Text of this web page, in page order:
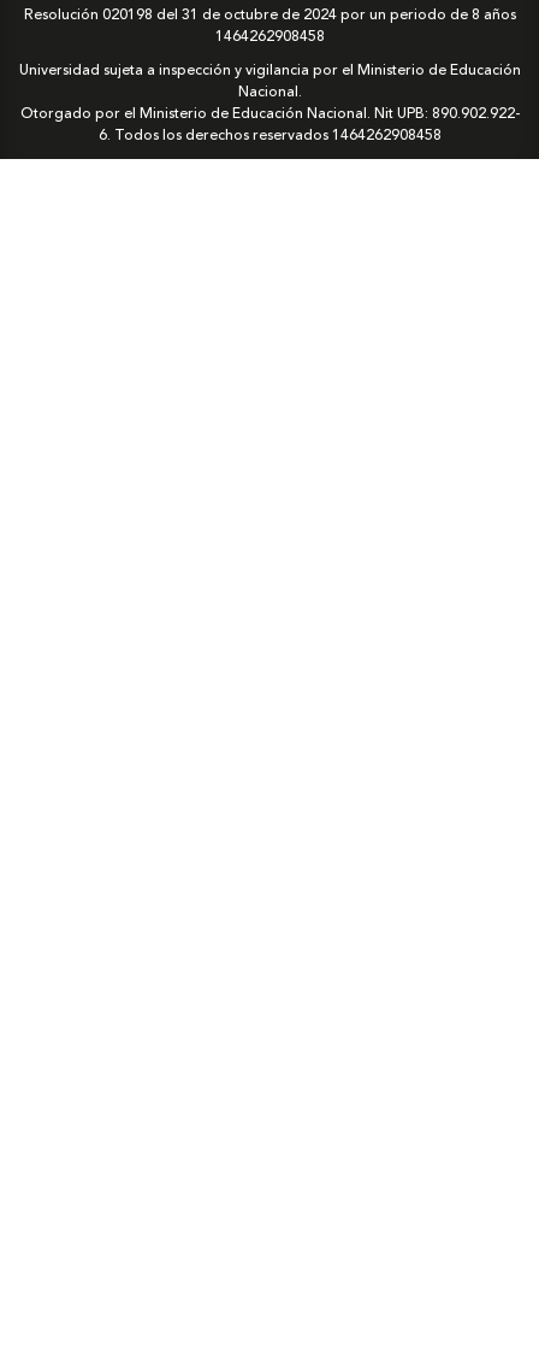
Resolución 020198 del 31 de octubre de 2024 por un periodo de 8 años
1464262908458
Universidad sujeta a inspección y vigilancia por el Ministerio de Educación
Nacional.
Otorgado por el Ministerio de Educación Nacional. Nit UPB: 890.902.922-
6. Todos los derechos reservados1464262908458